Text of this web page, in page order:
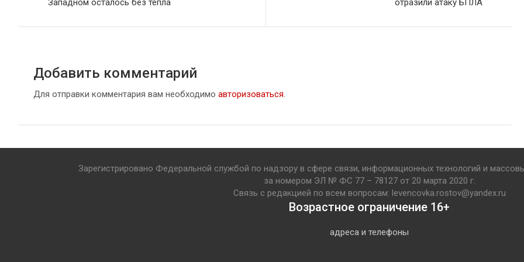
записям
Западном осталось без тепла
отразили атаку БПЛА
Добавить комментарий
Для отправки комментария вам необходимо авторизоваться.
Зарегистрировано Федеральной службой по надзору в сфере связи, информационных технологий и
за номером ЭЛ № ФС 77 – 78127 от 20 марта 2020 г.
Связь с редакцией по всем вопросам: levencovka.rostov@yandex.ru
Возрастное ограничение 16+
адреса и телефоны